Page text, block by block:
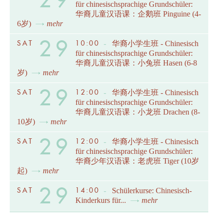
für chinesischsprachige Grundschüler:
华裔儿童汉语课：企鹅班 Pinguine (4-
6岁)
mehr
SAT 29 10:00 -
华裔小学生班 - Chinesisch
für chinesischsprachige Grundschüler:
华裔儿童汉语课：小兔班 Hasen (6-8
岁)
mehr
SAT 29 12:00 -
华裔小学生班 - Chinesisch
für chinesischsprachige Grundschüler:
华裔儿童汉语课：小龙班 Drachen (8-
10岁)
mehr
SAT 29 12:00 -
华裔小学生班 - Chinesisch
für chinesischsprachige Grundschüler:
华裔少年汉语课：老虎班 Tiger (10岁
起)
mehr
SAT 29 14:00 -
Schülerkurse: Chinesisch-
Kinderkurs für...
mehr